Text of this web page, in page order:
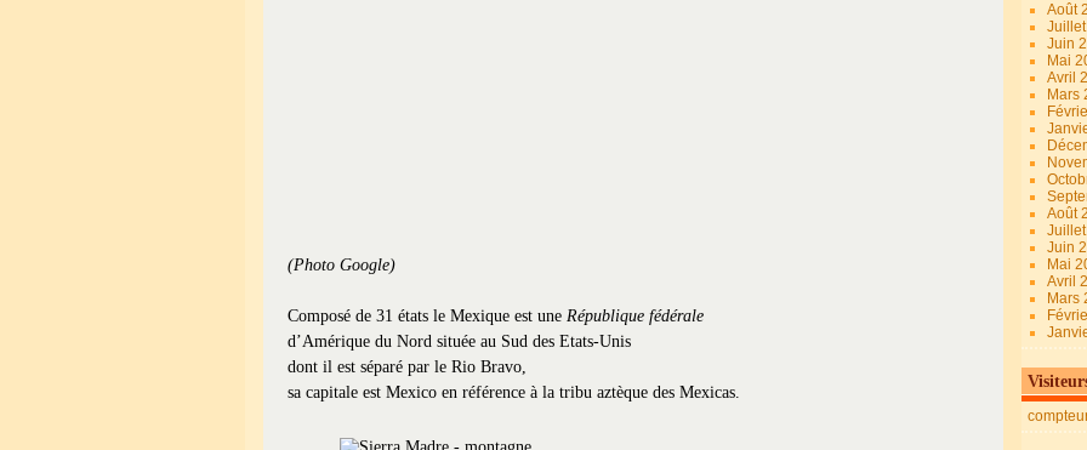
(Photo Google)
Composé de 31 états le Mexique est une République fédérale
d’Amérique du Nord située au Sud des Etats-Unis
dont il est séparé par le Rio Bravo,
sa capitale est Mexico en référence à la tribu aztèque des Mexicas.
Août
Juin
Mai
Avril
Mars
Août
Juin
Mai
Avril
Mars